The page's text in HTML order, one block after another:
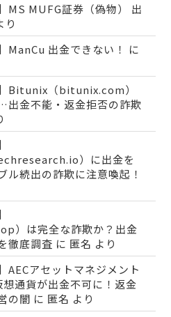
MS MUFG証券（偽物） 出
り
ManCu 出金できない！
に
Bitunix（bitunix.com）
出金不能・返金拒否の詐欺
）に出金を
ル続出の詐欺に注意喚起！
）は完全な詐欺か？出金
徹底調査 に 匿名 より
AECアセットマネジメント
通貨が出金不可に！返金
の闇 に 匿名 より